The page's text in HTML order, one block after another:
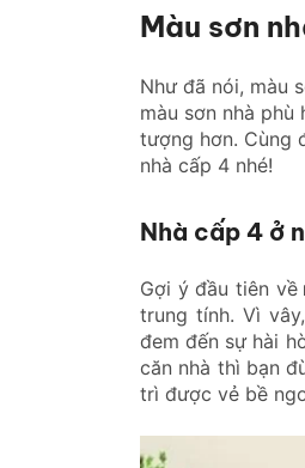
Màu sơn
Như đã nói, màu
màu sơn nhà
tượng hơn. Cùng
nhà cấp 4 nhé!
Nhà cấp 4 ở
Gợi ý đầu tiên về
trung tính. Vì
đem đến sự hài
căn nhà thì bạn
trì được vẻ bề